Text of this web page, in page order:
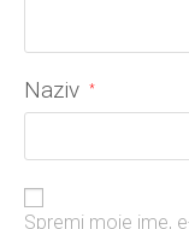
Naziv *
Spremi moje ime,